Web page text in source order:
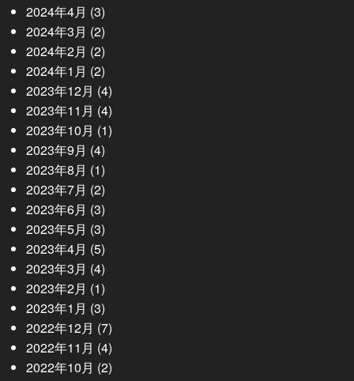
2024年4月 (3)
2024年3月 (2)
2024年2月 (2)
2024年1月 (2)
2023年12月 (4)
2023年11月 (4)
2023年10月 (1)
2023年9月 (4)
2023年8月 (1)
2023年7月 (2)
2023年6月 (3)
2023年5月 (3)
2023年4月 (5)
2023年3月 (4)
2023年2月 (1)
2023年1月 (3)
2022年12月 (7)
2022年11月 (4)
2022年10月 (2)